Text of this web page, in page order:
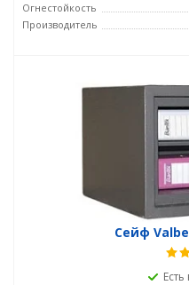
Огнестойкость
Производитель
Сейф